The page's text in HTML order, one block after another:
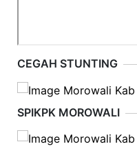
CEGAH STUNTING
SPIKPK MOROWALI